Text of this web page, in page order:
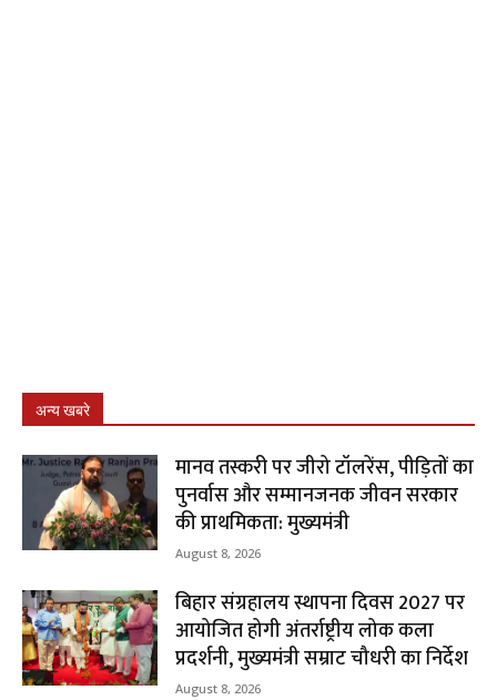
अन्य खबरे
मानव तस्करी पर जीरो टॉलरेंस, पीड़ितों का
पुनर्वास और सम्मानजनक जीवन सरकार
की प्राथमिकता: मुख्यमंत्री
August 8, 2026
बिहार संग्रहालय स्थापना दिवस 2027 पर
आयोजित होगी अंतर्राष्ट्रीय लोक कला
प्रदर्शनी, मुख्यमंत्री सम्राट चौधरी का निर्देश
August 8, 2026